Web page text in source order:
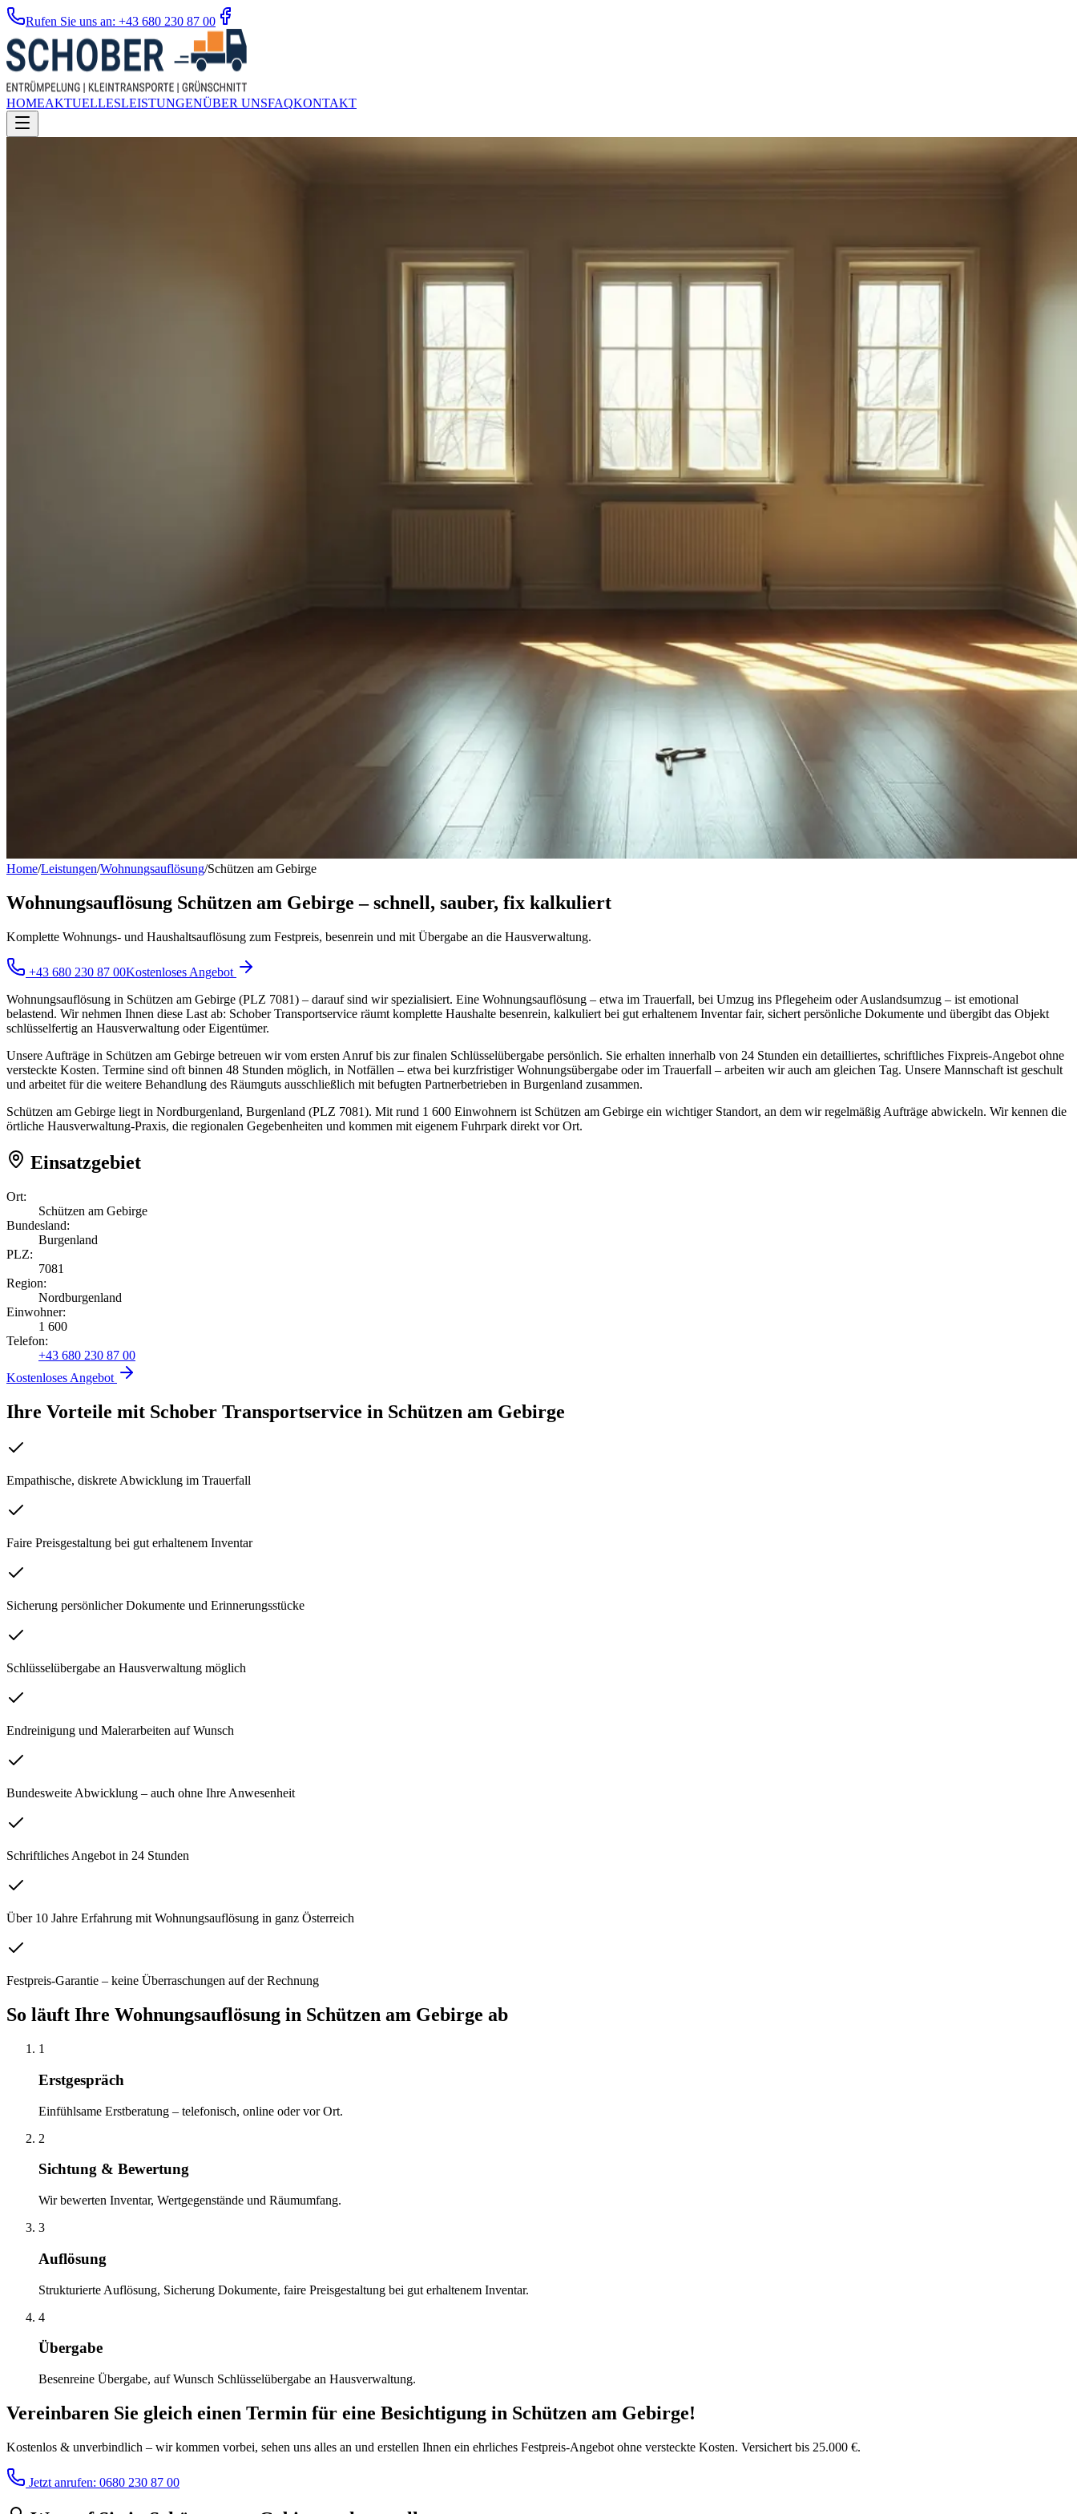
Rufen Sie uns an: +43 680 230 87 00
HOMEAKTUELLESLEISTUNGENÜBER UNSFAQKONTAKT
Home/Leistungen/Wohnungsauflösung/Schützen am Gebirge
Wohnungsauflösung Schützen am Gebirge – schnell, sauber, fix kalkuliert
Komplette Wohnungs- und Haushaltsauflösung zum Festpreis, besenrein und mit Übergabe an die Hausverwaltung.
+43 680 230 87 00Kostenloses Angebot
Wohnungsauflösung in Schützen am Gebirge (PLZ 7081) – darauf sind wir spezialisiert. Eine Wohnungsauflösung – etwa im Trauerfall, bei Umzug ins Pflegeheim oder Auslandsumzug – ist emotional
belastend. Wir nehmen Ihnen diese Last ab: Schober Transportservice räumt komplette Haushalte besenrein, kalkuliert bei gut erhaltenem Inventar fair, sichert persönliche Dokumente und übergibt das Objekt
schlüsselfertig an Hausverwaltung oder Eigentümer.
Unsere Aufträge in Schützen am Gebirge betreuen wir vom ersten Anruf bis zur finalen Schlüsselübergabe persönlich. Sie erhalten innerhalb von 24 Stunden ein detailliertes, schriftliches Fixpreis-Angebot ohne
versteckte Kosten. Termine sind oft binnen 48 Stunden möglich, in Notfällen – etwa bei kurzfristiger Wohnungsübergabe oder im Trauerfall – arbeiten wir auch am gleichen Tag. Unsere Mannschaft ist geschult
und arbeitet für die weitere Behandlung des Räumguts ausschließlich mit befugten Partnerbetrieben in Burgenland zusammen.
Schützen am Gebirge liegt in Nordburgenland, Burgenland (PLZ 7081). Mit rund 1 600 Einwohnern ist Schützen am Gebirge ein wichtiger Standort, an dem wir regelmäßig Aufträge abwickeln. Wir kennen die
örtliche Hausverwaltung-Praxis, die regionalen Gegebenheiten und kommen mit eigenem Fuhrpark direkt vor Ort.
Einsatzgebiet
Ort:
Schützen am Gebirge
Bundesland:
Burgenland
PLZ:
7081
Region:
Nordburgenland
Einwohner:
1 600
Telefon:
+43 680 230 87 00
Kostenloses Angebot
Ihre Vorteile mit Schober Transportservice in Schützen am Gebirge
Empathische, diskrete Abwicklung im Trauerfall
Faire Preisgestaltung bei gut erhaltenem Inventar
Sicherung persönlicher Dokumente und Erinnerungsstücke
Schlüsselübergabe an Hausverwaltung möglich
Endreinigung und Malerarbeiten auf Wunsch
Bundesweite Abwicklung – auch ohne Ihre Anwesenheit
Schriftliches Angebot in 24 Stunden
Über 10 Jahre Erfahrung mit Wohnungsauflösung in ganz Österreich
Festpreis-Garantie – keine Überraschungen auf der Rechnung
So läuft Ihre Wohnungsauflösung in Schützen am Gebirge ab
1
Erstgespräch
Einfühlsame Erstberatung – telefonisch, online oder vor Ort.
2
Sichtung & Bewertung
Wir bewerten Inventar, Wertgegenstände und Räumumfang.
3
Auflösung
Strukturierte Auflösung, Sicherung Dokumente, faire Preisgestaltung bei gut erhaltenem Inventar.
4
Übergabe
Besenreine Übergabe, auf Wunsch Schlüsselübergabe an Hausverwaltung.
Vereinbaren Sie gleich einen Termin für eine Besichtigung in Schützen am Gebirge!
Kostenlos & unverbindlich – wir kommen vorbei, sehen uns alles an und erstellen Ihnen ein ehrliches Festpreis-Angebot ohne versteckte Kosten. Versichert bis 25.000 €.
Jetzt anrufen: 0680 230 87 00